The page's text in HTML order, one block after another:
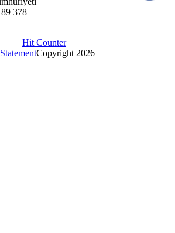
378
Hit Counter
Copyright 2026